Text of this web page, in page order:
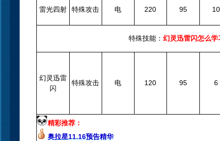
雷光四射 特殊攻击 电 220 95 10
特殊技能： 幻灵迅雷闪怎么学
幻灵迅雷
闪
特殊攻击 电 120 95 6
精彩推荐：
奥拉星11.16预告精华